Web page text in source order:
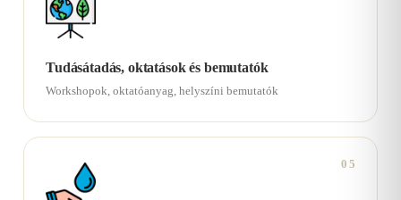
Tudásátadás, oktatások és bemutatók
Workshopok, oktatóanyag, helyszíni bemutatók
05